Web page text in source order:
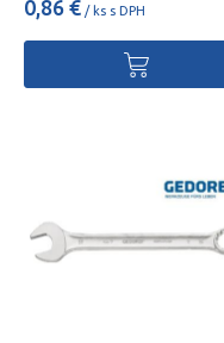
0,86 € / ks s DPH